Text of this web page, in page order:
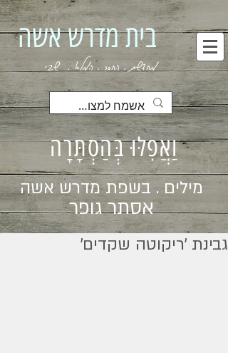
בית מדרש אשה
מחדשת . החסר . המלא . שבי
וַאֲפִלּוּ בְּהַסְתָּרָה
מילים . בשפת מדרש אשה
אסתר גופר
גבינת ׳ריקוטה שקדים׳